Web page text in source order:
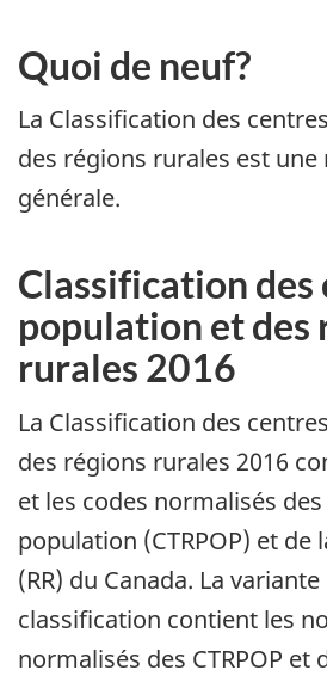
Quoi de neuf?
La Classification des
des régions rurales est
générale.
Classification des
population et des
rurales 2016
La Classification des
des régions rurales 2016
et les codes normalisés
population (CTRPOP) et de
(RR) du Canada. La variante
classification contient les
normalisés des CTRPOP et